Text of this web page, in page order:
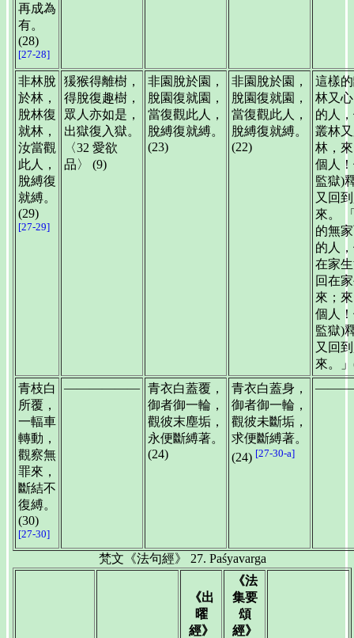
再成為
有。
(28)
[27-28]
非林脫
於林，
脫林復
就林，
汝當觀
此人，
脫縛復
就縛。
(29)
[27-29]
猨猴得離樹，
得脫復趣樹，
眾人亦如是，
出獄復入獄。
〈32 愛欲
品〉 (9)
非園脫於園，
脫園復就園，
當復觀此人，
脫縛復就縛。
(23)
非園脫於園，
脫園復就園，
當復觀此人，
脫縛復就縛。
(22)
這樣
林又
的人
叢林
林，
個人
監獄)
又回
來。
的無
的人
在家
回在
來；
個人
監獄)
又回
來。
青枝白
所覆，
一輻車
轉動，
觀察無
罪來，
斷結不
復縛。
(30)
[27-30]
—————— 青衣白蓋覆，
御者御一輪，
觀彼末塵垢，
永便斷縛著。
(24)
青衣白蓋身，
御者御一輪，
觀彼未斷垢，
求便斷縛著。
(24) [27-30-a]
梵文《法句經》 27. Paśyavarga
《出
曜
經》
《法
集要
頌
經》